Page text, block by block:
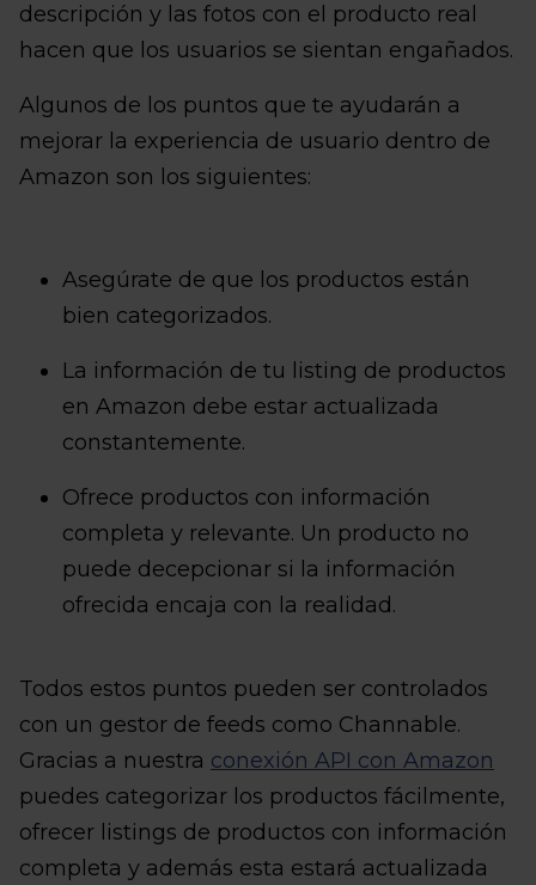
descripción y las fotos con el producto real
hacen que los usuarios se sientan engañados.
Algunos de los puntos que te ayudarán a
mejorar la experiencia de usuario dentro de
Amazon son los siguientes:
Asegúrate de que los productos están
bien categorizados.
La información de tu listing de productos
en Amazon debe estar actualizada
constantemente.
Ofrece productos con información
completa y relevante. Un producto no
puede decepcionar si la información
ofrecida encaja con la realidad.
Todos estos puntos pueden ser controlados
con un gestor de feeds como Channable.
Gracias a nuestra conexión API con Amazon
puedes categorizar los productos fácilmente,
ofrecer listings de productos con información
completa y además esta estará actualizada